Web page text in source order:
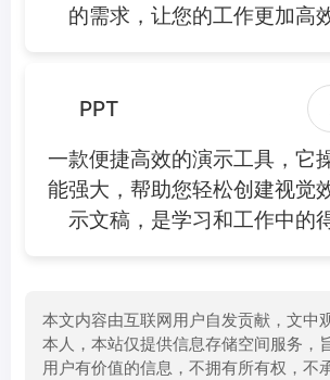
的需求，让您的工作更加高
PPT
一款便捷高效的演示工具，它
能强大，帮助您轻松创建视觉
示文稿，是学习和工作中的
本文内容由互联网用户自发贡献，文中
本人，本站仅提供信息存储空间服务，
用户有价值的信息，不拥有所有权，不